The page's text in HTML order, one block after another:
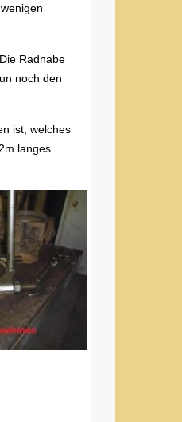
Radnabe
noch den
ist, welches
langes